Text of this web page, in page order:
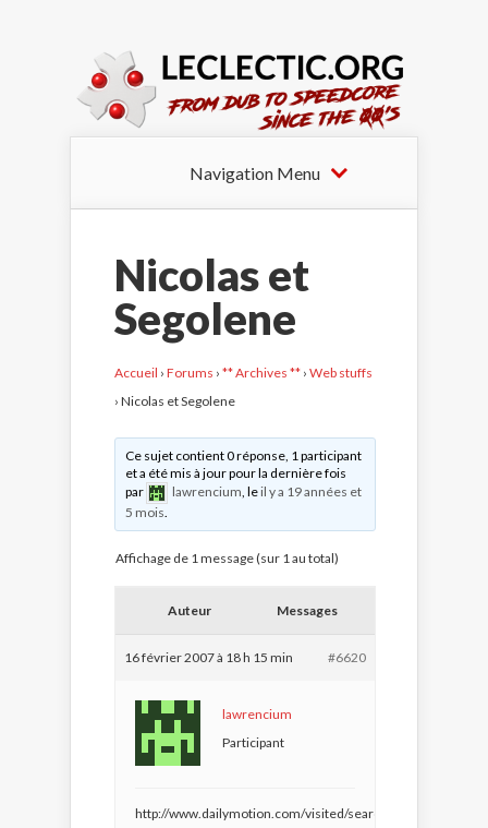
Navigation Menu
Nicolas et
Segolene
Accueil › Forums › ** Archives ** › Web stuffs
› Nicolas et Segolene
Ce sujet contient 0 réponse, 1 participant
et a été mis à jour pour la dernière fois
par
lawrencium , leil y a 19 années et
5 mois
Affichage de 1 message (sur 1 au total)
Auteur Messages
16 février 2007 à 18 h 15 min #6620
lawrencium
Participant
http://www.dailymotion.com/visited/search/